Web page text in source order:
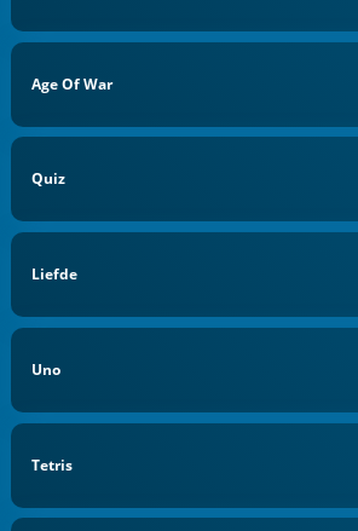
Age Of War
Quiz
Liefde
Uno
Tetris